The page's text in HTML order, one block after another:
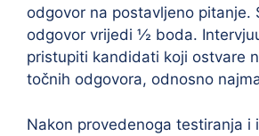
odgovor na postavljeno pitanje.
odgovor vrijedi ½ boda.
pristupiti kandidati koji ostvare
točnih odgovora, odnosno
Nakon provedenoga testiranja i